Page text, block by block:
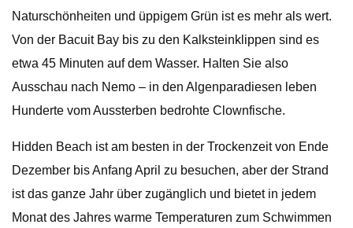
Naturschönheiten und üppigem Grün ist es mehr als wert.
Von der Bacuit Bay bis zu den Kalksteinklippen sind es
etwa 45 Minuten auf dem Wasser. Halten Sie also
Ausschau nach Nemo – in den Algenparadiesen leben
Hunderte vom Aussterben bedrohte Clownfische.
Hidden Beach ist am besten in der Trockenzeit von Ende
Dezember bis Anfang April zu besuchen, aber der Strand
ist das ganze Jahr über zugänglich und bietet in jedem
Monat des Jahres warme Temperaturen zum Schwimmen